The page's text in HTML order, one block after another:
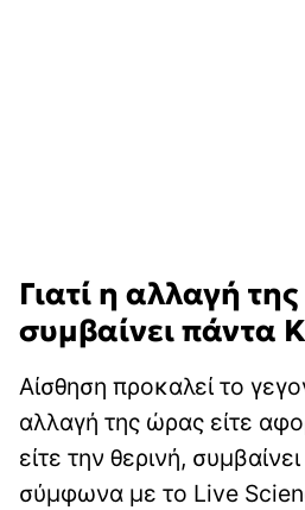
Γιατί η αλλαγή
συμβαίνει πάντα
Αίσθηση προκαλεί το
αλλαγή της ώρας είτε
είτε την θερινή,
σύμφωνα με το Live